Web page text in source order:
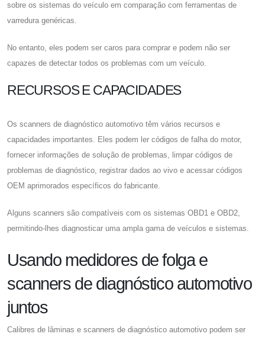
sobre os sistemas do veículo em comparação com ferramentas de
varredura genéricas.
No entanto, eles podem ser caros para comprar e podem não ser
capazes de detectar todos os problemas com um veículo.
RECURSOS E CAPACIDADES
Os scanners de diagnóstico automotivo têm vários recursos e
capacidades importantes. Eles podem ler códigos de falha do motor,
fornecer informações de solução de problemas, limpar códigos de
problemas de diagnóstico, registrar dados ao vivo e acessar códigos
OEM aprimorados específicos do fabricante.
Alguns scanners são compatíveis com os sistemas OBD1 e OBD2,
permitindo-lhes diagnosticar uma ampla gama de veículos e sistemas.
Usando medidores de folga e
scanners de diagnóstico automotivo
juntos
Calibres de lâminas e scanners de diagnóstico automotivo podem ser